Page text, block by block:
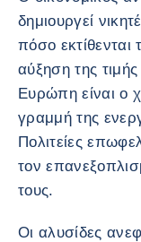
δημιουργεί
πόσο
αύξηση της
Ευρώπη είναι ο
γραμμή της
Πολιτείες
τον
τους.
Οι αλυσίδες